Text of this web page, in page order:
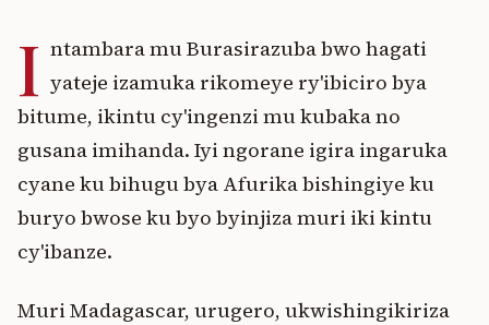
I ntambara mu Burasirazuba bwo hagati
yateje izamuka rikomeye ry'ibiciro bya
bitume, ikintu cy'ingenzi mu kubaka no
gusana imihanda. Iyi ngorane igira ingaruka
cyane ku bihugu bya Afurika bishingiye ku
buryo bwose ku byo byinjiza muri iki kintu
cy'ibanze.
Muri Madagascar, urugero, ukwishingikiriza